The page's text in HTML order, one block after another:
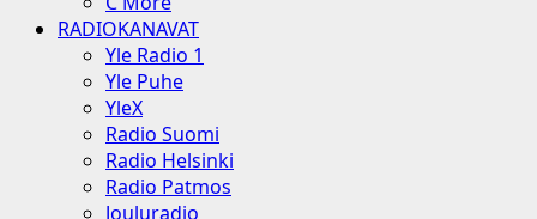
RADIOKANAVAT
Yle Radio 1
Yle Puhe
YleX
Radio Suomi
Radio Helsinki
Radio Patmos
Jouluradio